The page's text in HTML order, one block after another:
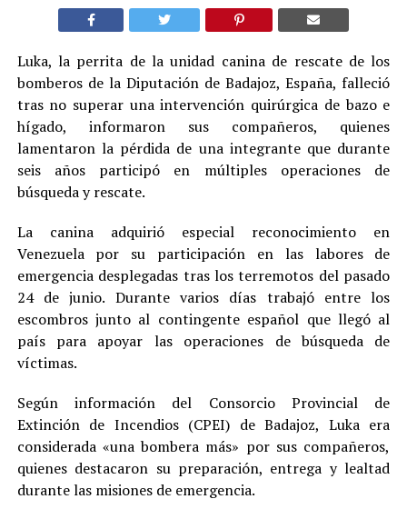
Luka, la perrita de la unidad canina de rescate de los
bomberos de la Diputación de Badajoz, España, falleció
tras no superar una intervención quirúrgica de bazo e
hígado, informaron sus compañeros, quienes
lamentaron la pérdida de una integrante que durante
seis años participó en múltiples operaciones de
búsqueda y rescate.
La canina adquirió especial reconocimiento en
Venezuela por su participación en las labores de
emergencia desplegadas tras los terremotos del pasado
24 de junio. Durante varios días trabajó entre los
escombros junto al contingente español que llegó al
país para apoyar las operaciones de búsqueda de
víctimas.
Según información del Consorcio Provincial de
Extinción de Incendios (CPEI) de Badajoz, Luka era
considerada «una bombera más» por sus compañeros,
quienes destacaron su preparación, entrega y lealtad
durante las misiones de emergencia.